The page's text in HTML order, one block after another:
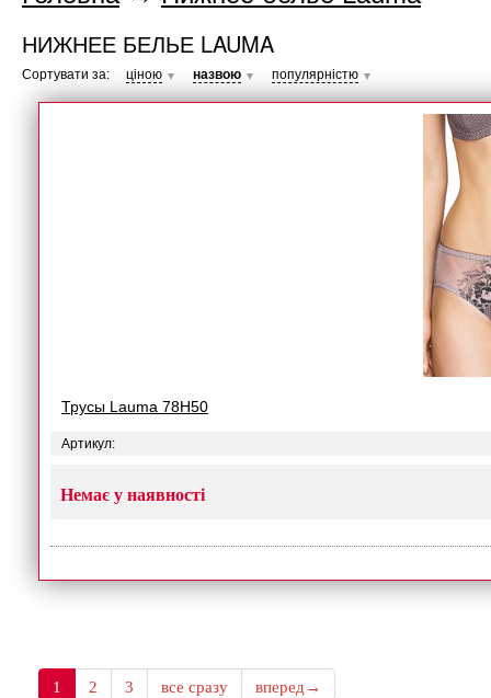
НИЖНЕЕ БЕЛЬЕ LAUMA
Сортувати за: ціною ▼ назвою ▼ популярністю ▼
Трусы Lauma 78H50
Артикул:
Немає у наявності
1 2 3 все сразу вперед→